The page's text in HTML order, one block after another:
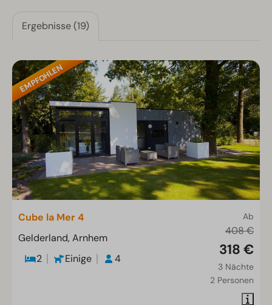
Ergebnisse (19)
EMPFOHLEN
Ab
408 €
318 €
3 Nächte
2 Personen
Cube la Mer 4
Gelderland, Arnhem
2
Einige 4